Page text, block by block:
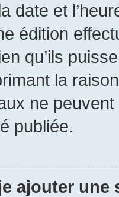
date et
édition
qu’ils
la
ne
publiée.
ajouter une